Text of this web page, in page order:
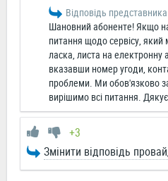
Відповідь
Шановний абоненте! Якщо
питання щодо сервісу,
ласка, листа на електронну
вказавши номер угоди,
проблеми. Ми обов'язково
вирішимо всі питання.
+3
Змінити відповідь